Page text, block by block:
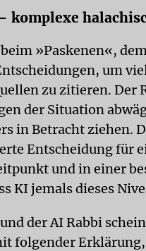
komplexe
beim »Paskenen«,
um
zu zitieren. Der
der Situation
in Betracht ziehen.
Entscheidung für
und in einer
KI jemals dieses
der AI Rabbi
folgender